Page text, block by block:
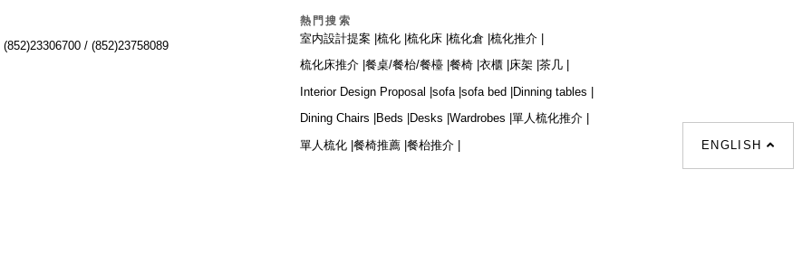
ENGLISH
(852)23306700 / (852)23758089
熱門搜索
室内設計提案 | 梳化 | 梳化床 | 梳化倉 | 梳化推介 |
梳化床推介 | 餐桌/餐枱/餐檯 | 餐椅 | 衣櫃 | 床架 | 茶几 |
Interior Design Proposal |sofa |sofa bed |Dinning tables |
Dining Chairs |
Beds | Desks | Wardrobes | 單人梳化推介 |
單人梳化 |餐椅推薦 |餐枱推介 |